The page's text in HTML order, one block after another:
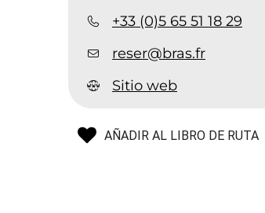
+33 (0)5 65 51 18 29
reser@bras.fr
Sitio web
AÑADIR AL LIBRO DE RUTA